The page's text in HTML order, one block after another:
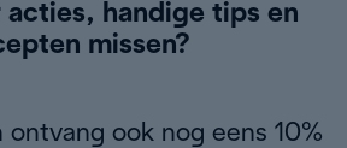
acties, handige tips en
missen?
ontvang ook nog eens 10%